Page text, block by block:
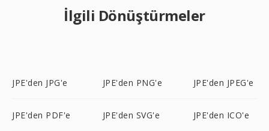
İlgili Dönüştürmeler
JPE'den JPG'e JPE'den PNG'e JPE'den JPEG'e
JPE'den PDF'e JPE'den SVG'e JPE'den ICO'e